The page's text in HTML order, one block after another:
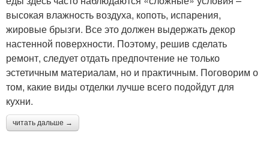
высокая влажность воздуха, копоть, испарения,
жировые брызги. Все это должен выдержать декор
настенной поверхности. Поэтому, решив сделать
ремонт, следует отдать предпочтение не только
эстетичным материалам, но и практичным. Поговорим о
том, какие виды отделки лучше всего подойдут для
кухни.
читать дальше →